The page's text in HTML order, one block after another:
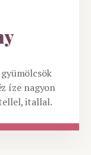
íze nagyon
itallal.